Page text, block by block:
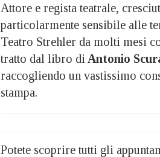
Attore e regista teatrale,
particolarmente sensibile alle
Teatro Strehler da molti mesi
tratto dal libro di Antonio
raccogliendo un vastissimo
stampa.
Potete scoprire tutti gli